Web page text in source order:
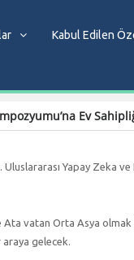
Kabul Edilen
Ev
Yapay Zeka
vatan Orta Asya olmak
gelecek.